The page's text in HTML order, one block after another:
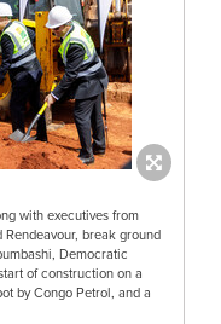
with executives from
break ground
Democratic
of construction on a
by Congo Petrol, and a